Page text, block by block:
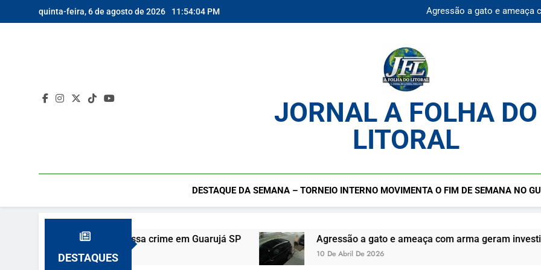
to
quinta-feira, 6 de agosto de 2026 11:54:05 PM
Agressão a gato e ameaça
Praia da Enseada Guarujá
JORNAL A FOLHA DO
LITORAL
DESTAQUE DA SEMANA – TORNEIO INTERNO MOVIMENTA O FIM DE SEMANA NO
DESTAQUES
e vizinho confessa crime em Guarujá SP Agressão a gato e ameaça com arma geram investigação no
10 De Abril De 2026